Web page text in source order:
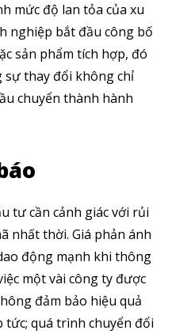
mức độ lan tỏa của xu
nghiệp bắt đầu công bố
sản phẩm tích hợp, đó
sự thay đổi không chỉ
chuyển thành hành
tư cần cảnh giác với rủi
nhất thời. Giá phản ánh
động mạnh khi thông
một vài công ty được
đảm bảo hiệu quả
quá trình chuyển đổi